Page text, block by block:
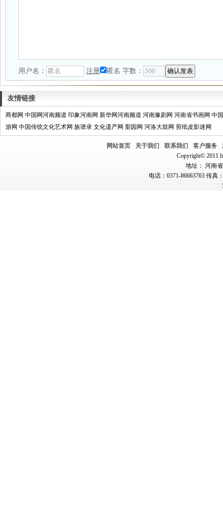
用户名： 注册 匿名 字数：
友情链接
商都网 中国网河南频道 印象河南网 新华网河南频道 河南豫剧网 河南省书画网 中
游网 中国传统文化艺术网 族谱录 文化遗产网 梨园网 河洛大鼓网 剪纸皮影迷网
网站首页 关于我们 联系我们 客户服务
Copyright© 2011
地址： 河南
电话：0371-86663763 传真